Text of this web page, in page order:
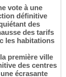
vote à une
définitive
des
des tarifs
les habitations
première ville
des centres
écrasante